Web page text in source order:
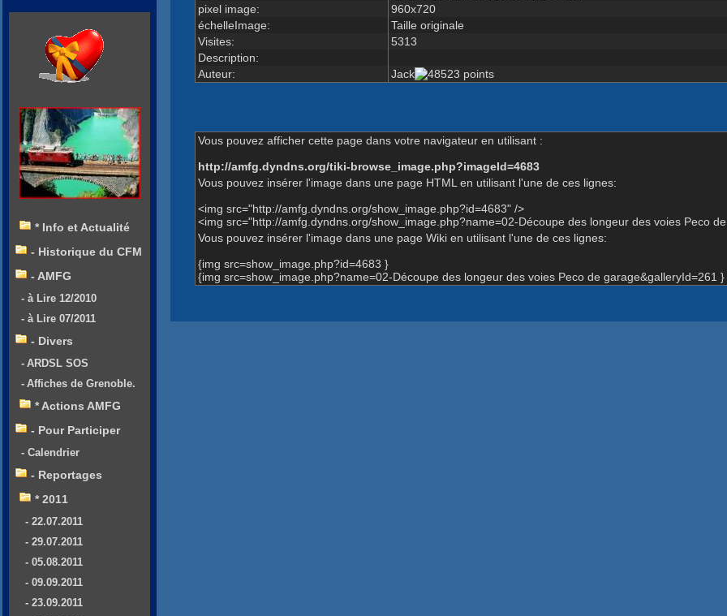
pixel image:
960x720
échelleImage:
Taille originale
Visites:
5313
Description:
Auteur:
Jack
Vous pouvez afficher cette page dans votre navigateur en utilisant :
http://amfg.dyndns.org/tiki-browse_image.php?imageId=4683
Vous pouvez insérer l'image dans une page HTML en utilisant l'une de ces lignes:
<img src="http://amfg.dyndns.org/show_image.php?id=4683" />
<img src="http://amfg.dyndns.org/show_image.php?name=02-Découpe des longeur des voies Peco
Vous pouvez insérer l'image dans une page Wiki en utilisant l'une de ces lignes:
{img src=show_image.php?id=4683 }
{img src=show_image.php?name=02-Découpe des longeur des voies Peco de garage&galleryId=261 }
* Info et Actualité
- Historique du CFM
- AMFG
- à Lire 12/2010
- à Lire 07/2011
- Divers
- ARDSL SOS
- Affiches de Grenoble.
* Actions AMFG
- Pour Participer
- Calendrier
- Reportages
* 2011
- 22.07.2011
- 29.07.2011
- 05.08.2011
- 09.09.2011
- 23.09.2011